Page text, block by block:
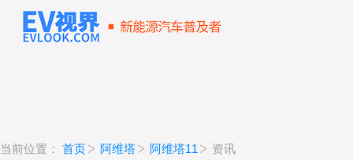
当前位置： 首页 阿维塔 阿维塔11 资讯